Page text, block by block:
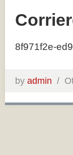
8f971f2e-
by admin /